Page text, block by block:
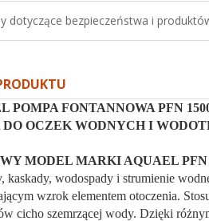
dotyczące bezpieczeństwa i
POMPA FONTANNOWA PFN
DO OCZEK WODNYCH I
MODEL MARKI AQUAEL
kaskady, wodospady i strumienie
wzrok elementem otoczenia.
cicho szemrzącej wody. Dzięki